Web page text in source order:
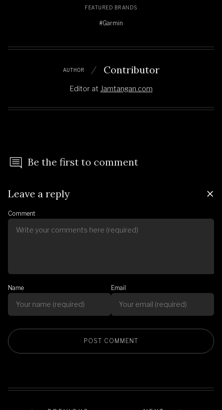
FEATURED BRANDS
#Garmin
AUTHOR Contributor
Editor at Jamtangan.com
Be the first to comment
Leave a reply
Comment
Name Email